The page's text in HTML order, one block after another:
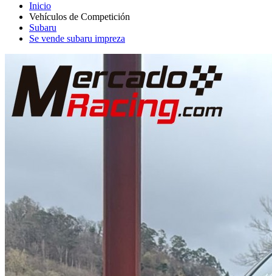
Inicio
Vehículos de Competición
Subaru
Se vende subaru impreza